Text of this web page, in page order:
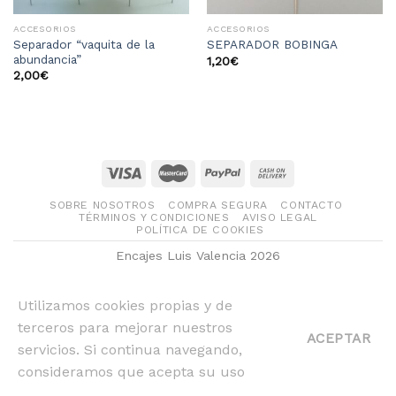
ACCESORIOS
Separador “vaquita de la
abundancia”
2,00€
ACCESORIOS
SEPARADOR BOBINGA
1,20€
SOBRE NOSOTROS COMPRA SEGURA
CONTACTO
TÉRMINOS Y CONDICIONES
AVISO LEGAL
POLÍTICA DE COOKIES
Encajes Luis Valencia 2026
Utilizamos cookies propias y de
terceros para mejorar nuestros
servicios. Si continua navegando,
consideramos que acepta su uso
ACEPTAR